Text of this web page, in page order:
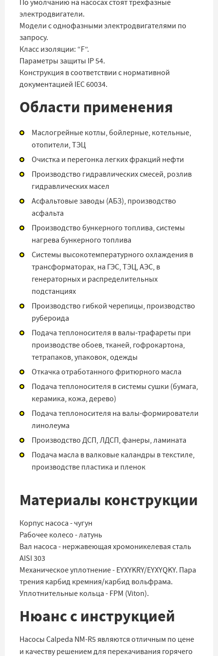
По умолчанию на насосах стоят трехфазные
электродвигатели.
Модели с однофазными электродвигателями по
запросу.
Класс изоляции: “F”.
Параметры защиты IP 54.
Конструкция в соответствии с нормативной
документацией IEC 60034.
Области применения
Маслогрейные котлы, бойлерные, котельные,
отопители, ТЭЦ
Очистка и перегонка легких фракций нефти
Производство гидравлических смесей, розлив
гидравлических масел
Асфальтовые заводы (АБЗ), производство
асфальта
Производство бункерного топлива, системы
нагрева бункерного топлива
Системы высокотемпературного охлаждения в
трансформаторах, на ГЭС, ТЭЦ, АЭС, в
генераторных и распределительных
подстанциях
Производство гибкой черепицы, производство
рубероида
Подача теплоносителя в валы-трафареты при
производстве обоев, тканей, гофрокартона,
тетрапаков, упаковок, одежды
Откачка отработанного фритюрного масла
Подача теплоносителя в системы сушки (бумага,
керамика, кожа, дерево)
Подача теплоносителя на валы-формирователи
линолеума
Производство ДСП, ЛДСП, фанеры, ламината
Подача масла в валковые каландры в текстиле,
производстве пластика и пленок
Материалы конструкции
Корпус насоса - чугун
Рабочее колесо - латунь
Вал насоса - нержавеющая хромоникелевая сталь
AISI 303
Механическое уплотнение - EYXYKRY/EYXYQKY. Пара
трения карбид кремния/карбид вольфрама.
Уплотнительные кольца - FPM (Viton).
Нюанс с инструкцией
Насосы Calpeda NM-R5 являются отличным по цене
и качеству решением для перекачивания горячего